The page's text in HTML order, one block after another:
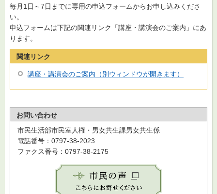
毎月1日～7日までに専用の申込フォームからお申し込みくださ
い。
申込フォームは下記の関連リンク「講座・講演会のご案内」にあ
ります。
関連リンク
講座・講演会のご案内（別ウィンドウが開きます）
お問い合わせ
市民生活部市民室人権・男女共生課男女共生係
電話番号：0797-38-2023
ファクス番号：0797-38-2175